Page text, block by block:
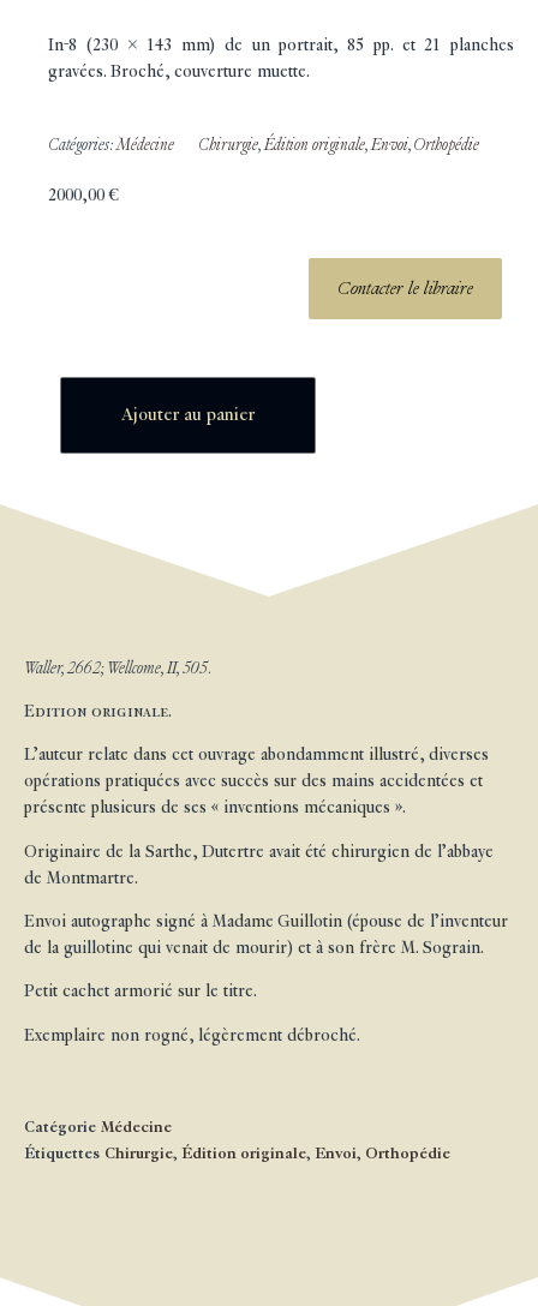
In-8 (230 x 143 mm) de un portrait, 85 pp. et 21 planches
gravées. Broché, couverture muette.
Catégories:Médecine Chirurgie,Édition originale,Envoi, Orthopédie
2000,00€
Contacter le libraire
Ajouter au panier
Waller, 2662; Wellcome, II, 505.
Edition originale.
L’auteur relate dans cet ouvrage abondamment illustré, diverses
opérations pratiquées avec succès sur des mains accidentées et
présente plusieurs de ses « inventions mécaniques ».
Originaire de la Sarthe, Dutertre avait été chirurgien de l’abbaye
de Montmartre.
Envoi autographe signé à Madame Guillotin (épouse de l’inventeur
de la guillotine qui venait de mourir) et à son frère M. Sograin.
Petit cachet armorié sur le titre.
Exemplaire non rogné, légèrement débroché.
Catégorie Médecine
Étiquettes Chirurgie, Édition originale, Envoi, Orthopédie